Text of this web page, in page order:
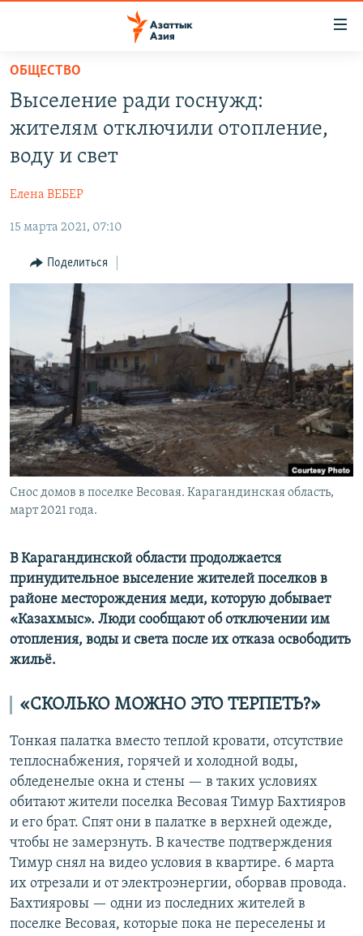
Вернуться
основному
содержанию
главной
Вернутся
поиску
КЫРГЫЗЧА
ЎЗБЕКЧА
TÜRKMENÇE
Все сайты РСЕ/РС
ОБЩЕСТВО
Выселение ради госнужд:
жителям отключили отопление,
воду и свет
Елена ВЕБЕР
15 марта 2021, 07:10
Поделиться
Снос домов в поселке Весовая. Карагандинская область,
март 2021 года.
В Карагандинской области продолжается
принудительное выселение жителей поселков в
районе месторождения меди, которую добывает
«Казахмыс». Люди сообщают об отключении им
отопления, воды и света после их отказа освободить
жильё.
«СКОЛЬКО МОЖНО ЭТО ТЕРПЕТЬ?»
Тонкая палатка вместо теплой кровати, отсутствие
теплоснабжения, горячей и холодной воды,
обледенелые окна и стены — в таких условиях
обитают жители поселка Весовая Тимур Бахтияров
и его брат. Спят они в палатке в верхней одежде,
чтобы не замерзнуть. В качестве подтверждения
Тимур снял на видео условия в квартире. 6 марта
их отрезали и от электроэнергии, оборвав провода.
Бахтияровы — одни из последних жителей в
поселке Весовая, которые пока не переселены и